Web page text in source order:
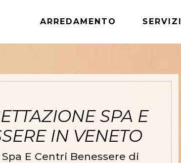
ARREDAMENTO SERVIZI
SPA E
IN VENETO
E Centri Benessere di